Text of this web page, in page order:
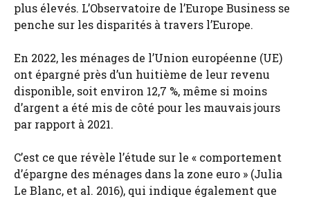
plus élevés. L’Observatoire de l’Europe Business se
penche sur les disparités à travers l’Europe.
En 2022, les ménages de l’Union européenne (UE)
ont épargné près d’un huitième de leur revenu
disponible, soit environ 12,7 %, même si moins
d’argent a été mis de côté pour les mauvais jours
par rapport à 2021.
C’est ce que révèle l’étude sur le « comportement
d’épargne des ménages dans la zone euro » (Julia
Le Blanc, et al. 2016), qui indique également que